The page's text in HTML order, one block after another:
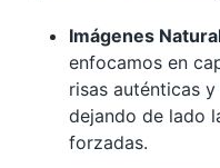
Imágenes
enfocamos en
risas auténticas
dejando de lado
forzadas.